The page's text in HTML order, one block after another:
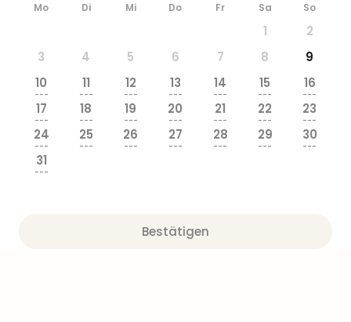
Mo Di Mi Do Fr Sa So
1
2
3
4 5 6 7 8
9
10
---
11
---
12
---
13
---
14
---
15
---
16
---
17
---
18
---
19
---
20
---
21
---
22
---
23
---
24
---
25
---
26
---
27
---
28
---
29
---
30
---
31
---
Bestätigen